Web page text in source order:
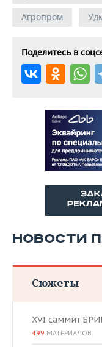
Агропром
Поделитесь в
НОВОСТИ
Сюжеты
XVI саммит
499 МАТЕРИАЛОВ